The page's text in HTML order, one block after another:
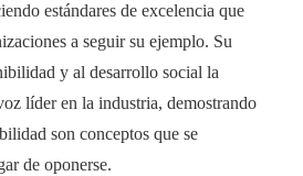
estándares de excelencia que
a seguir su ejemplo. Su
y al desarrollo social la
líder en la industria, demostrando
son conceptos que se
de oponerse.